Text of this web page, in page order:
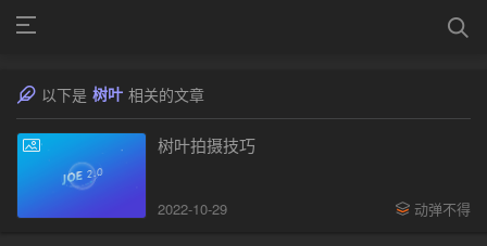
以下是 树叶 相关的文章
树叶拍摄技巧
2022-10-29 动弹不得